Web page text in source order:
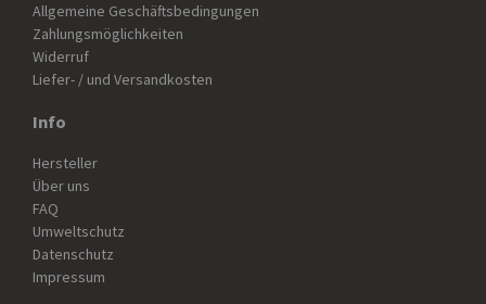
Allgemeine Geschäftsbedingungen
Zahlungsmöglichkeiten
Widerruf
Liefer- / und Versandkosten
Info
Hersteller
Über uns
FAQ
Umweltschutz
Datenschutz
Impressum